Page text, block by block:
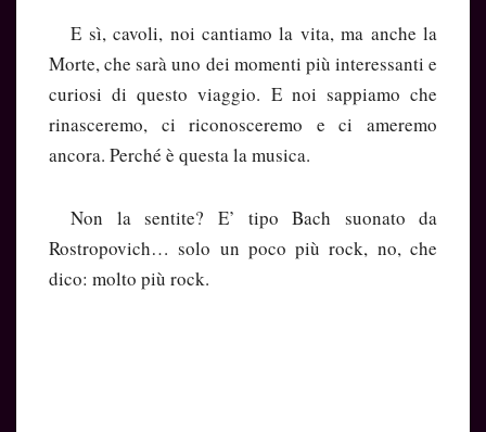
E sì, cavoli, noi cantiamo la vita, ma anche la
Morte, che sarà uno dei momenti più interessanti e
curiosi di questo viaggio. E noi sappiamo che
rinasceremo, ci riconosceremo e ci ameremo
ancora. Perché è questa la musica.
Non la sentite? E’ tipo Bach suonato da
Rostropovich… solo un poco più rock, no, che
dico: molto più rock.